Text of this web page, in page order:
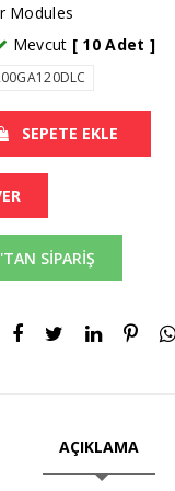
Modules
Mevcut [ 10 Adet ]
SEPETE EKLE
SİPARİŞ
AÇIKLAMA